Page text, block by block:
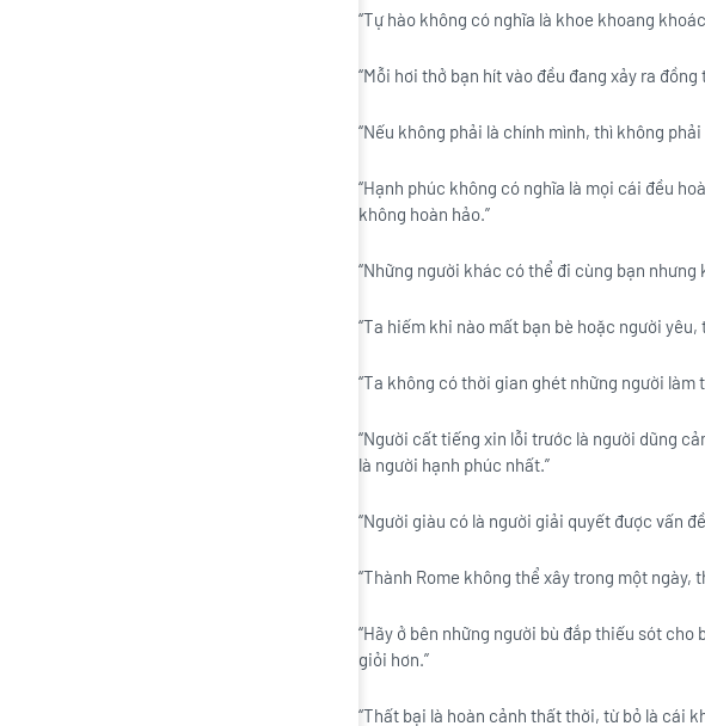
“Tự hào không có nghĩa là khoe khoang
“Mỗi hơi thở bạn hít vào đều đang xảy ra
“Nếu không phải là chính mình, thì không
“Hạnh phúc không có nghĩa là mọi cái đều
không hoàn hảo.”
“Những người khác có thể đi cùng bạn nhưng
“Ta hiếm khi nào mất bạn bè hoặc người
“Ta không có thời gian ghét những người
“Người cất tiếng xin lỗi trước là người dũng
là người hạnh phúc nhất.”
“Người giàu có là người giải quyết được vấn
“Thành Rome không thể xây trong một ngày,
“Hãy ở bên những người bù đắp thiếu sót
giỏi hơn.”
“Thất bại là hoàn cảnh thất thời, từ bỏ là cái